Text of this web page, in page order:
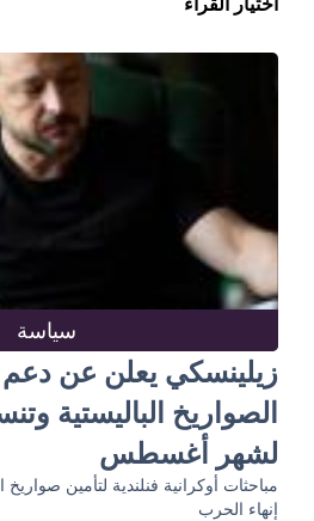
سياسة
زيلينسكي يعلن عن
الصواريخ الباليستية
لشهر أغسطس
مباحثات أوكرانية فنلندية لتأمين
إنهاء الحرب